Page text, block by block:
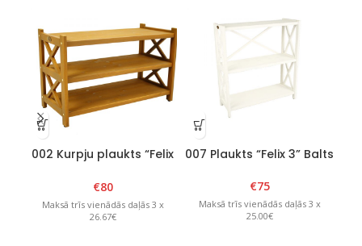
002 Kurpju plaukts “Felix
€80
Maksā trīs vienādās daļās 3 x
26.67€
007 Plaukts “Felix 3” Balts
€75
Maksā trīs vienādās daļās 3 x
25.00€